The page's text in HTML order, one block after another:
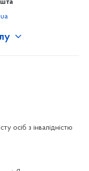
осіб з інвалідністю